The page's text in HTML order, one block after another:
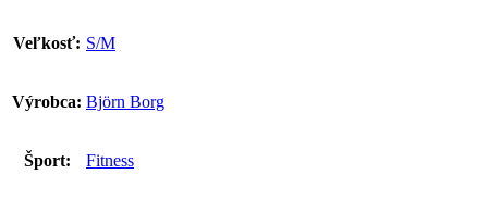
Veľkosť: S/M
Výrobca: Björn Borg
Šport: Fitness